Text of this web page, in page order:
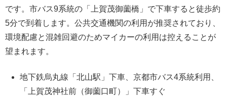
です。市バス9系統の「上賀茂御薗橋」で下車すると徒歩約
5分で到着します。公共交通機関の利用が推奨されており、
環境配慮と混雑回避のためマイカーの利用は控えることが
望まれます。
地下鉄烏丸線「北山駅」下車、京都市バス4系統利用、
「上賀茂神社前（御薗口町）」下車すぐ